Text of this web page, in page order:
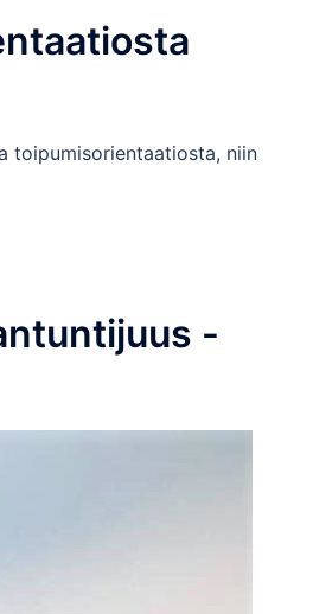
toipumisorientaatiosta, niin
-